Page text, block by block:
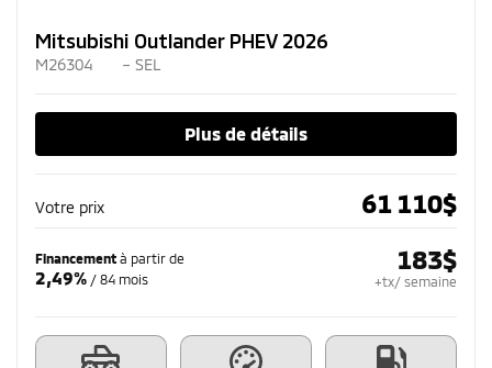
Mitsubishi Outlander PHEV 2026
M26304 – SEL
Plus de détails
Votre prix 61 110$
Financement à partir de
2,49% / 84 mois
183$
+tx/ semaine